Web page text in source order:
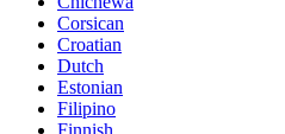
Corsican
Croatian
Dutch
Estonian
Filipino
Finnish